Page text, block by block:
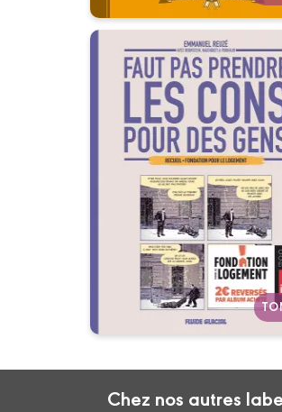
Faut pas
les cons pour
gens ·
pour le
Date de
13/11/2025
Faut pas prendre les cons
des gens mais vu par la
Fondation pour le Logement
Abbé Pierre). 2€ de reversés
la Fondation pour chaque
achat.
Autres tomes
Chez nos autres